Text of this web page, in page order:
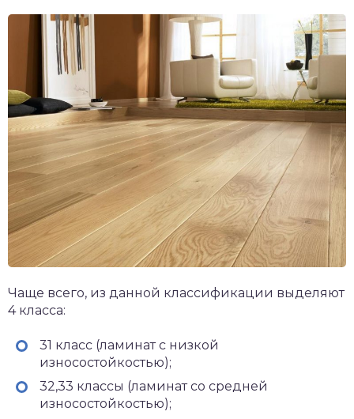
Чаще всего, из данной классификации выделяют
4 класса:
31 класс (ламинат с низкой
износостойкостью);
32,33 классы (ламинат со средней
износостойкостью);